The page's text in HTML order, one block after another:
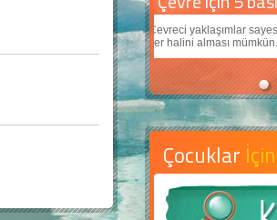
sayesinde dünyanın daha iyi bir
Çocuklarımıza
teknolojiden nasıl
Çocuklar İçin